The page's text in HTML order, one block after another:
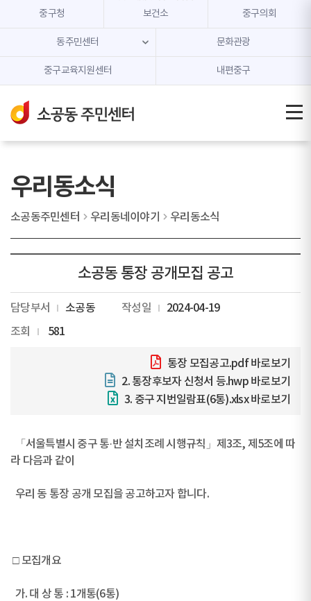
본문 내용 바로가기
주메뉴 바로가기
중구청 보건소 중구의회
동주민센터 문화관광
중구교육지원센터 내편중구
우리동소식
소공동주민센터 우리동네이야기 우리동소식
소공동 통장 공개모집 공고
담당부서 소공동 작성일
2024-04-19
조회
581
통장 모집공고.pdf 바로보기
2. 통장후보자 신청서 등.hwp 바로보기
3. 중구 지번일람표(6통).xlsx 바로보기
「서울특별시 중구 통·반 설치조례 시행규칙」제3조, 제5조에 따
라 다음과 같이
우리 동 통장 공개 모집을 공고하고자 합니다.
□ 모집개요
가. 대 상 통 : 1개통(6통)